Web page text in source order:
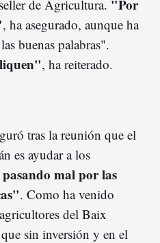
de Agricultura. "Por
, ha asegurado, aunque ha
buenas palabras".
, ha reiterado.
tras la reunión que el
es ayudar a los
mal por las
. Como ha venido
del Baix
sin inversión y en el